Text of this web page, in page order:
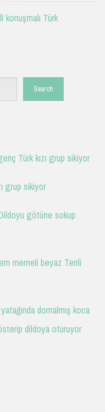
konuşmalı Türk
Search
Türk kızı grup sikiyor
grup sikiyor
götüne sokup
memeli beyaz Tenli
domalmış koca
dildoya oturuyor